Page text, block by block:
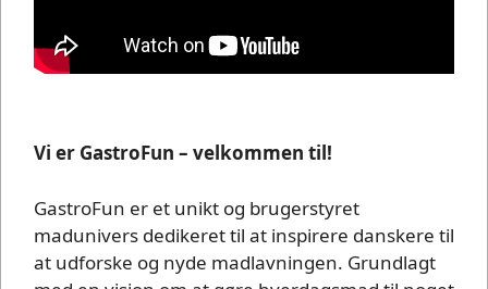
Vi er GastroFun – velkommen til!
GastroFun er et unikt og brugerstyret
madunivers dedikeret til at inspirere danskere til
at udforske og nyde madlavningen. Grundlagt